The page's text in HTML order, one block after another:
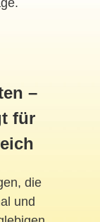
–
für
die
und